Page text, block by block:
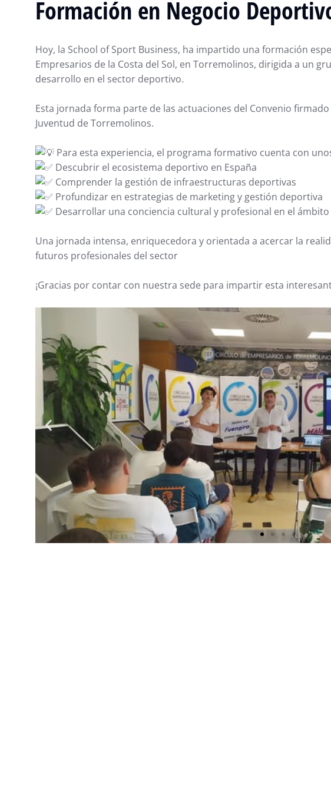
Formación en Negocio
Hoy, la School of Sport Business, ha impartido una formación
Empresarios de la Costa del Sol, en Torremolinos, dirigida a un
desarrollo en el sector deportivo.
Esta jornada forma parte de las actuaciones del Convenio
Juventud de Torremolinos.
Para esta experiencia, el programa formativo cuenta con
Descubrir el ecosistema deportivo en España
Comprender la gestión de infraestructuras deportivas
Profundizar en estrategias de marketing y gestión deportiva
Desarrollar una conciencia cultural y profesional en el
Una jornada intensa, enriquecedora y orientada a acercar la
futuros profesionales del sector
¡Gracias por contar con nuestra sede para impartir esta